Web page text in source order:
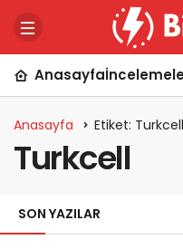
Anasayfa
Anasayfa Etiket: Turkcell
Turkcell
SON YAZILAR